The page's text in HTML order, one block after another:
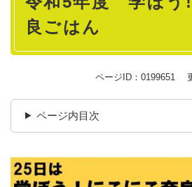
良ごはん
ページID：0199651
ページ内目次